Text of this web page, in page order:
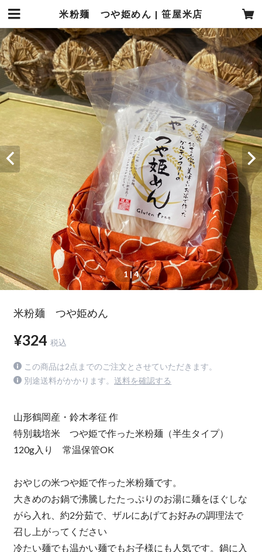
米粉麺 つや姫めん | 笹屋米店
1 | 4
米粉麺 つや姫めん
¥324 税込
この商品は2点までのご注文とさせていただきます。
別途送料がかかります。 送料を確認する
山形鶴岡産・鈴木孝征 作
特別栽培米 つや姫で作った米粉麺（半生タイプ）
120g入り 常温保管OK
おやじの米つや姫で作った米粉麺です。
大きめのお鍋で沸騰したたっぷりのお湯に麺をほぐしな
がら入れ、約2分茹で、ザルにあげてお好みの調理法で
召し上がってください
冷たい麺でも温かい麺でもお子様にも人気です。鍋に入